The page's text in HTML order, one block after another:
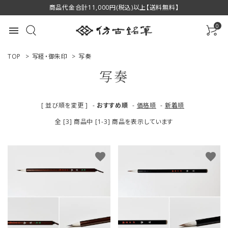
商品代金合計11,000円(税込)以上【送料無料】
menu 0
ACCOUNT MENU
TOP > 写経・御朱印 > 写奏
写奏
[ 並び順を変更 ] - おすすめ順 - 価格順 - 新着順
全 [3] 商品中 [1-3] 商品を表示しています
favorite favorite